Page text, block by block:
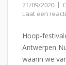
21/09/2020
Laat een
Hoop-
Antwerpen
waarin we